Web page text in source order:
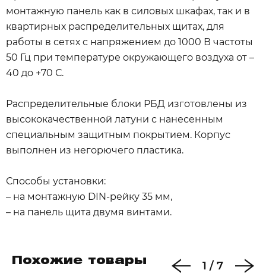
монтажную панель как в силовых шкафах, так и в
квартирных распределительных щитах, для
работы в сетях с напряжением до 1000 В частоты
50 Гц при температуре окружающего воздуха от –
40 до +70 С.
Распределительные блоки РБД изготовлены из
высококачественной латуни с нанесенным
специальным защитным покрытием. Корпус
выполнен из негорючего пластика.
Способы установки:
– на монтажную DIN-рейку 35 мм,
– на панель щита двумя винтами.
Похожие товары 1 / 7